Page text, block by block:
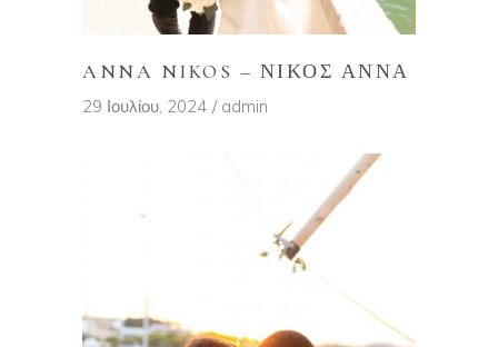
ANNA NIKOS – ΝΊΚΟΣ ΆΝΝΑ
29 Ιουλίου, 2024 admin